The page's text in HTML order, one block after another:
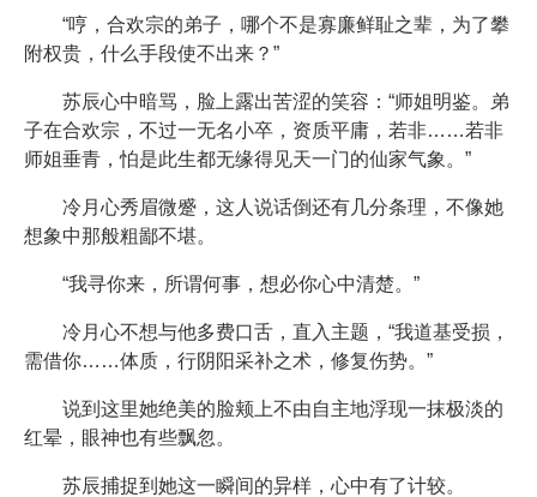
“哼，合欢宗的弟子，哪个不是寡廉鲜耻之辈，为了攀
附权贵，什么手段使不出来？”
苏辰心中暗骂，脸上露出苦涩的笑容：“师姐明鉴。弟
子在合欢宗，不过一无名小卒，资质平庸，若非……若非
师姐垂青，怕是此生都无缘得见天一门的仙家气象。”
冷月心秀眉微蹙，这人说话倒还有几分条理，不像她
想象中那般粗鄙不堪。
“我寻你来，所谓何事，想必你心中清楚。”
冷月心不想与他多费口舌，直入主题，“我道基受损，
需借你……体质，行阴阳采补之术，修复伤势。”
说到这里她绝美的脸颊上不由自主地浮现一抹极淡的
红晕，眼神也有些飘忽。
苏辰捕捉到她这一瞬间的异样，心中有了计较。